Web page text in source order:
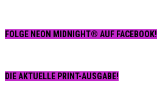
FOLGE NEON MIDNIGHT® AUF FACEBOOK!
DIE AKTUELLE PRINT-AUSGABE!